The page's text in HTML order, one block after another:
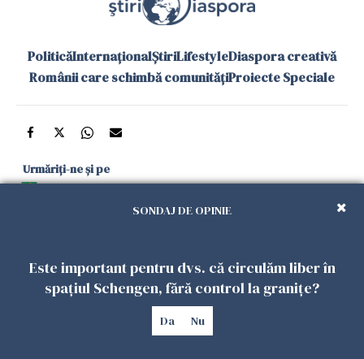
PoliticăInternaționalȘtiriLifestyleDiaspora creativă
Românii care schimbă comunitățiProiecte Speciale
Urmăriți-ne și pe
și în aplicațiile mobile
Politica de
confidențialitate
Politica
Cookies
Gestionați
Contact
Declarație de
accesibilitate
Copyright 2026. Toate drepturile rezervate.
SONDAJ DE OPINIE
Este important pentru dvs. că circulăm liber în
spațiul Schengen, fără control la granițe?
Da Nu